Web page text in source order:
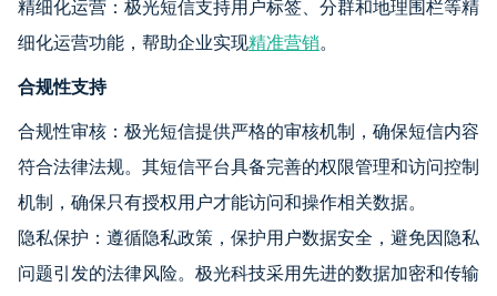
精细化运营：极光短信支持用户标签、分群和地理围栏等精
细化运营功能，帮助企业实现精准营销。
合规性支持
合规性审核：极光短信提供严格的审核机制，确保短信内容
符合法律法规。其短信平台具备完善的权限管理和访问控制
机制，确保只有授权用户才能访问和操作相关数据。
隐私保护：遵循隐私政策，保护用户数据安全，避免因隐私
问题引发的法律风险。极光科技采用先进的数据加密和传输